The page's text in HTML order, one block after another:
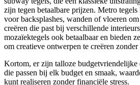
zijn tegen betaalbare prijzen. Metro
voor backsplashes, wanden of vloeren
creëren die past bij verschillende
mozaïektegels ook betaalbaar en bieden
om creatieve ontwerpen te creëren
Kortom, er zijn talloze budgetvriendelijke
die passen bij elk budget en smaak,
kunt realiseren zonder financiële stress.